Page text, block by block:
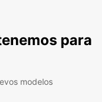
para
modelos